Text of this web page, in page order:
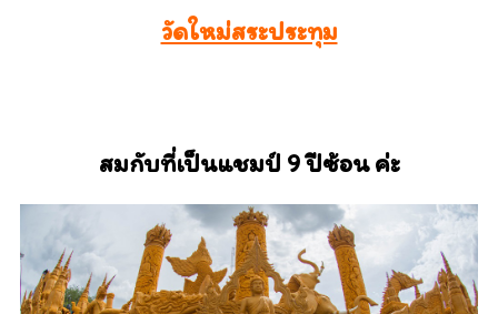
วัดใหม่สระประทุม
สมกับที่เป็นแชมป์ 9 ปีซ้อน ค่ะ